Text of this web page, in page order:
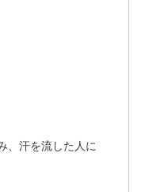
、汗を流した人に